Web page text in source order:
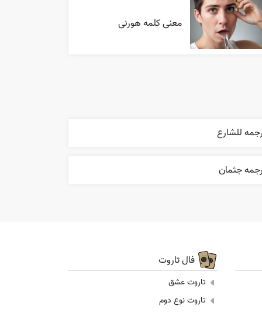
معنی کلمه هورنی
للشارع
جثمان
فال تاروت
تاروت عشق
تاروت نوع دوم